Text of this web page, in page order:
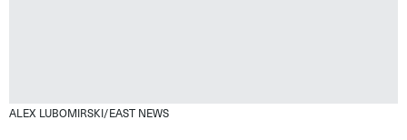
ALEX LUBOMIRSKI/EAST NEWS